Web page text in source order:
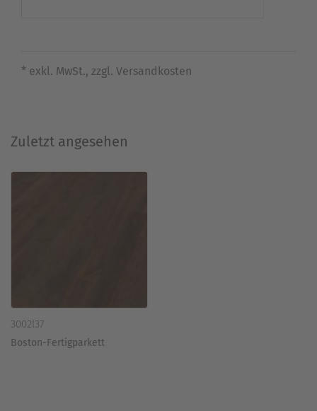
* exkl. MwSt., zzgl. Versandkosten
Zuletzt angesehen
3002l37
Boston-Fertigparkett